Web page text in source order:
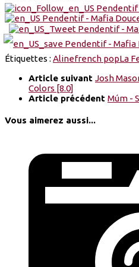
Étiquettes : Alinefrench popLa
Article suivant Josh
Colors [8.0]
Article précédent Múm -
Vous aimerez aussi...